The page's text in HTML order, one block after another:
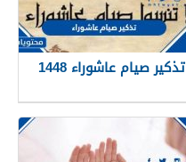
تذكير صيام عاشوراء 1448